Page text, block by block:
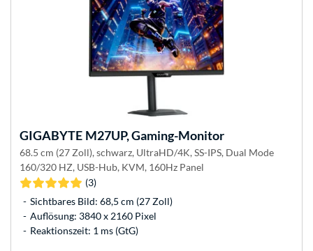
GIGABYTE M27UP, Gaming-Monitor
68.5 cm (27 Zoll), schwarz, UltraHD/4K, SS-IPS, Dual Mode
160/320 HZ, USB-Hub, KVM, 160Hz Panel
(3)
Sichtbares Bild: 68,5 cm (27 Zoll)
Auflösung: 3840 x 2160 Pixel
Reaktionszeit: 1 ms (GtG)